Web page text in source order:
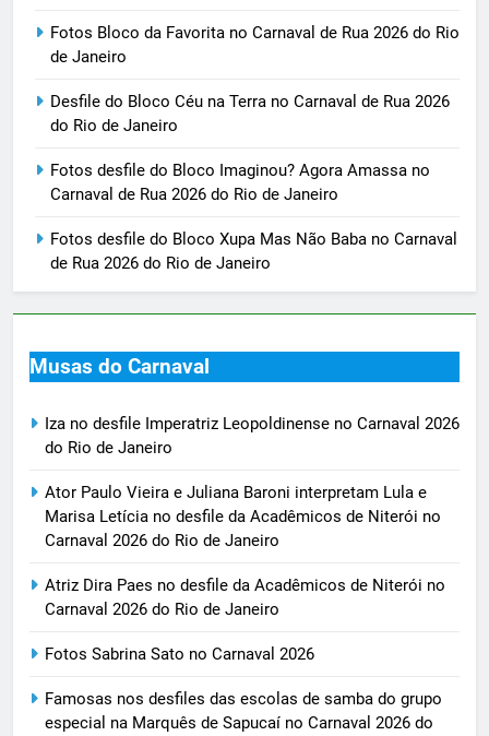
Fotos Bloco da Favorita no Carnaval de Rua 2026 do Rio
de Janeiro
Desfile do Bloco Céu na Terra no Carnaval de Rua 2026
do Rio de Janeiro
Fotos desfile do Bloco Imaginou? Agora Amassa no
Carnaval de Rua 2026 do Rio de Janeiro
Fotos desfile do Bloco Xupa Mas Não Baba no Carnaval
de Rua 2026 do Rio de Janeiro
Musas do Carnaval
Iza no desfile Imperatriz Leopoldinense no Carnaval 2026
do Rio de Janeiro
Ator Paulo Vieira e Juliana Baroni interpretam Lula e
Marisa Letícia no desfile da Acadêmicos de Niterói no
Carnaval 2026 do Rio de Janeiro
Atriz Dira Paes no desfile da Acadêmicos de Niterói no
Carnaval 2026 do Rio de Janeiro
Fotos Sabrina Sato no Carnaval 2026
Famosas nos desfiles das escolas de samba do grupo
especial na Marquês de Sapucaí no Carnaval 2026 do